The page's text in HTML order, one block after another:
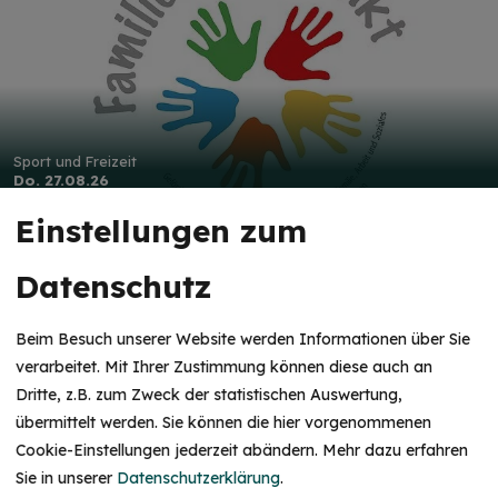
Sport und Freizeit
Do. 27.08.26
Gemeinsam mit den Kindern spielen und Spaß haben
Einstellungen zum
Datenschutz
Beim Besuch unserer Website werden Informationen über Sie
verarbeitet. Mit Ihrer Zustimmung können diese auch an
Dritte, z.B. zum Zweck der statistischen Auswertung,
übermittelt werden. Sie können die hier vorgenommenen
Cookie-Einstellungen jederzeit abändern. Mehr dazu erfahren
Sie in unserer Datenschutzerklärung.